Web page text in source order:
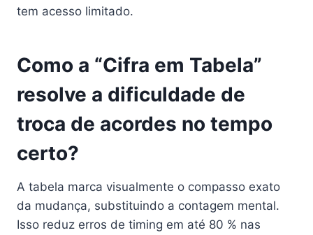
tem acesso limitado.
Como a “Cifra em Tabela”
resolve a dificuldade de
troca de acordes no tempo
certo?
A tabela marca visualmente o compasso exato
da mudança, substituindo a contagem mental.
Isso reduz erros de timing em até 80 % nas